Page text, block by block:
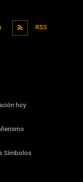
RSS
hoy
Símbolos